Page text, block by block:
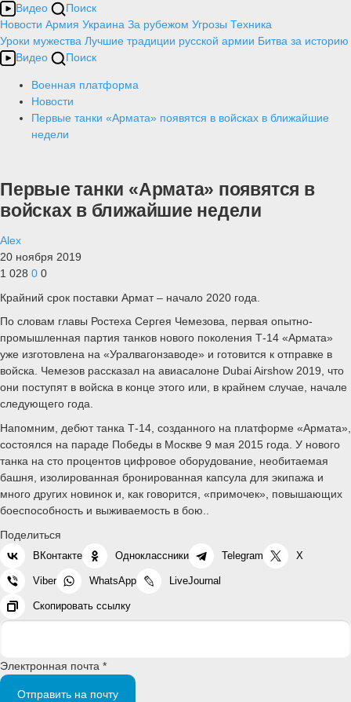
Видео
Поиск
Новости Армия Украина За рубежом Угрозы Техника
Уроки мужества Лучшие традиции русской армии Битва за историю
Видео
Поиск
Военная платформа
Новости
Первые танки «Армата» появятся в войсках в ближайшие
недели
Первые танки «Армата» появятся в
войсках в ближайшие недели
Alex
20 ноября 2019
1 028 0 0
Крайний срок поставки Армат – начало 2020 года.
По словам главы Ростеха Сергея Чемезова, первая опытно-
промышленная партия танков нового поколения Т-14 «Армата»
уже изготовлена на «Уралвагонзаводе» и готовится к отправке в
войска. Чемезов рассказал на авиасалоне Dubai Airshow 2019, что
они поступят в войска в конце этого или, в крайнем случае, начале
следующего года.
Напомним, дебют танка Т-14, созданного на платформе «Армата»,
состоялся на параде Победы в Москве 9 мая 2015 года. У нового
танка на сто процентов цифровое оборудование, необитаемая
башня, изолированная бронированная капсула для экипажа и
много других новинок и, как говорится, «примочек», повышающих
боеспособность и выживаемость в бою..
Поделиться
ВКонтакте Одноклассники Telegram X
Viber WhatsApp LiveJournal
Скопировать ссылку
Электронная почта *
Отправить на почту